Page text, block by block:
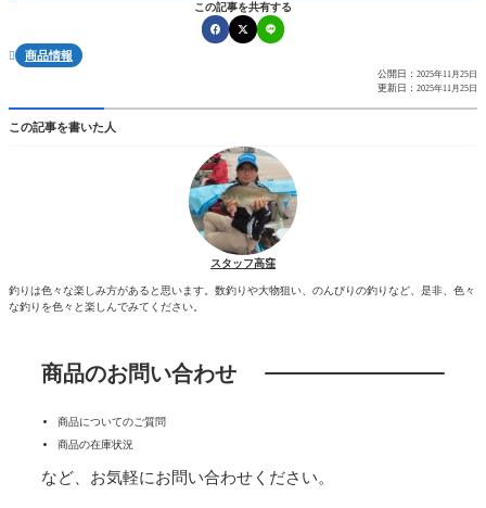
この記事を共有する
 商品情報
公開日： 2025年11月25日
更新日： 2025年11月25日
この記事を書いた人
スタッフ高窪
釣りは色々な楽しみ方があると思います。数釣りや大物狙い、のんびりの釣りなど、是非、色々
な釣りを色々と楽しんでみてください。
商品のお問い合わせ
商品についてのご質問
商品の在庫状況
など、お気軽にお問い合わせください。